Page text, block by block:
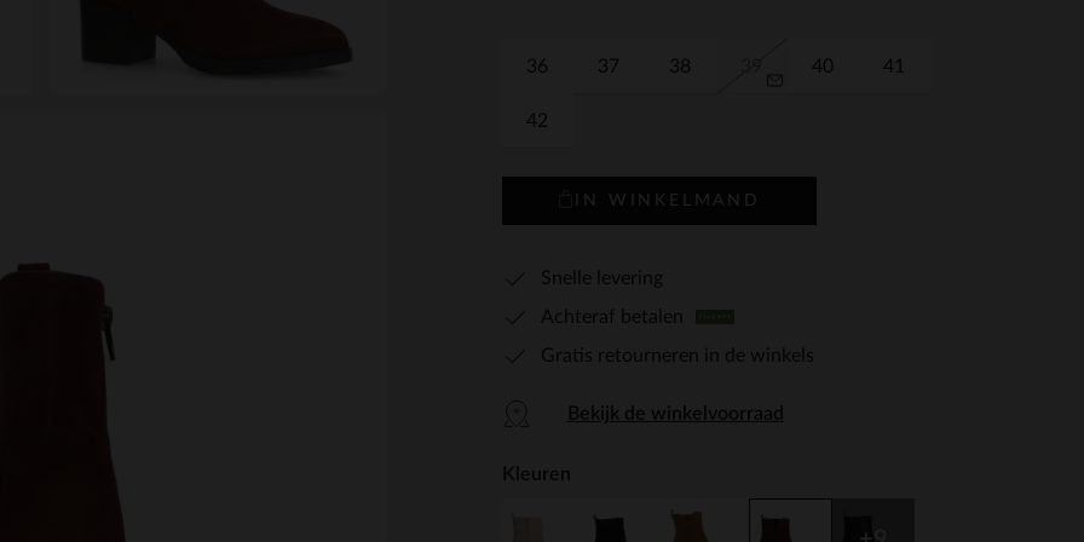
36 37 38 40 41
42
IN WINKELMAND
Snelle levering
Achteraf betalen
Gratis retourneren in de winkels
Bekijk de winkelvoorraad
Kleuren